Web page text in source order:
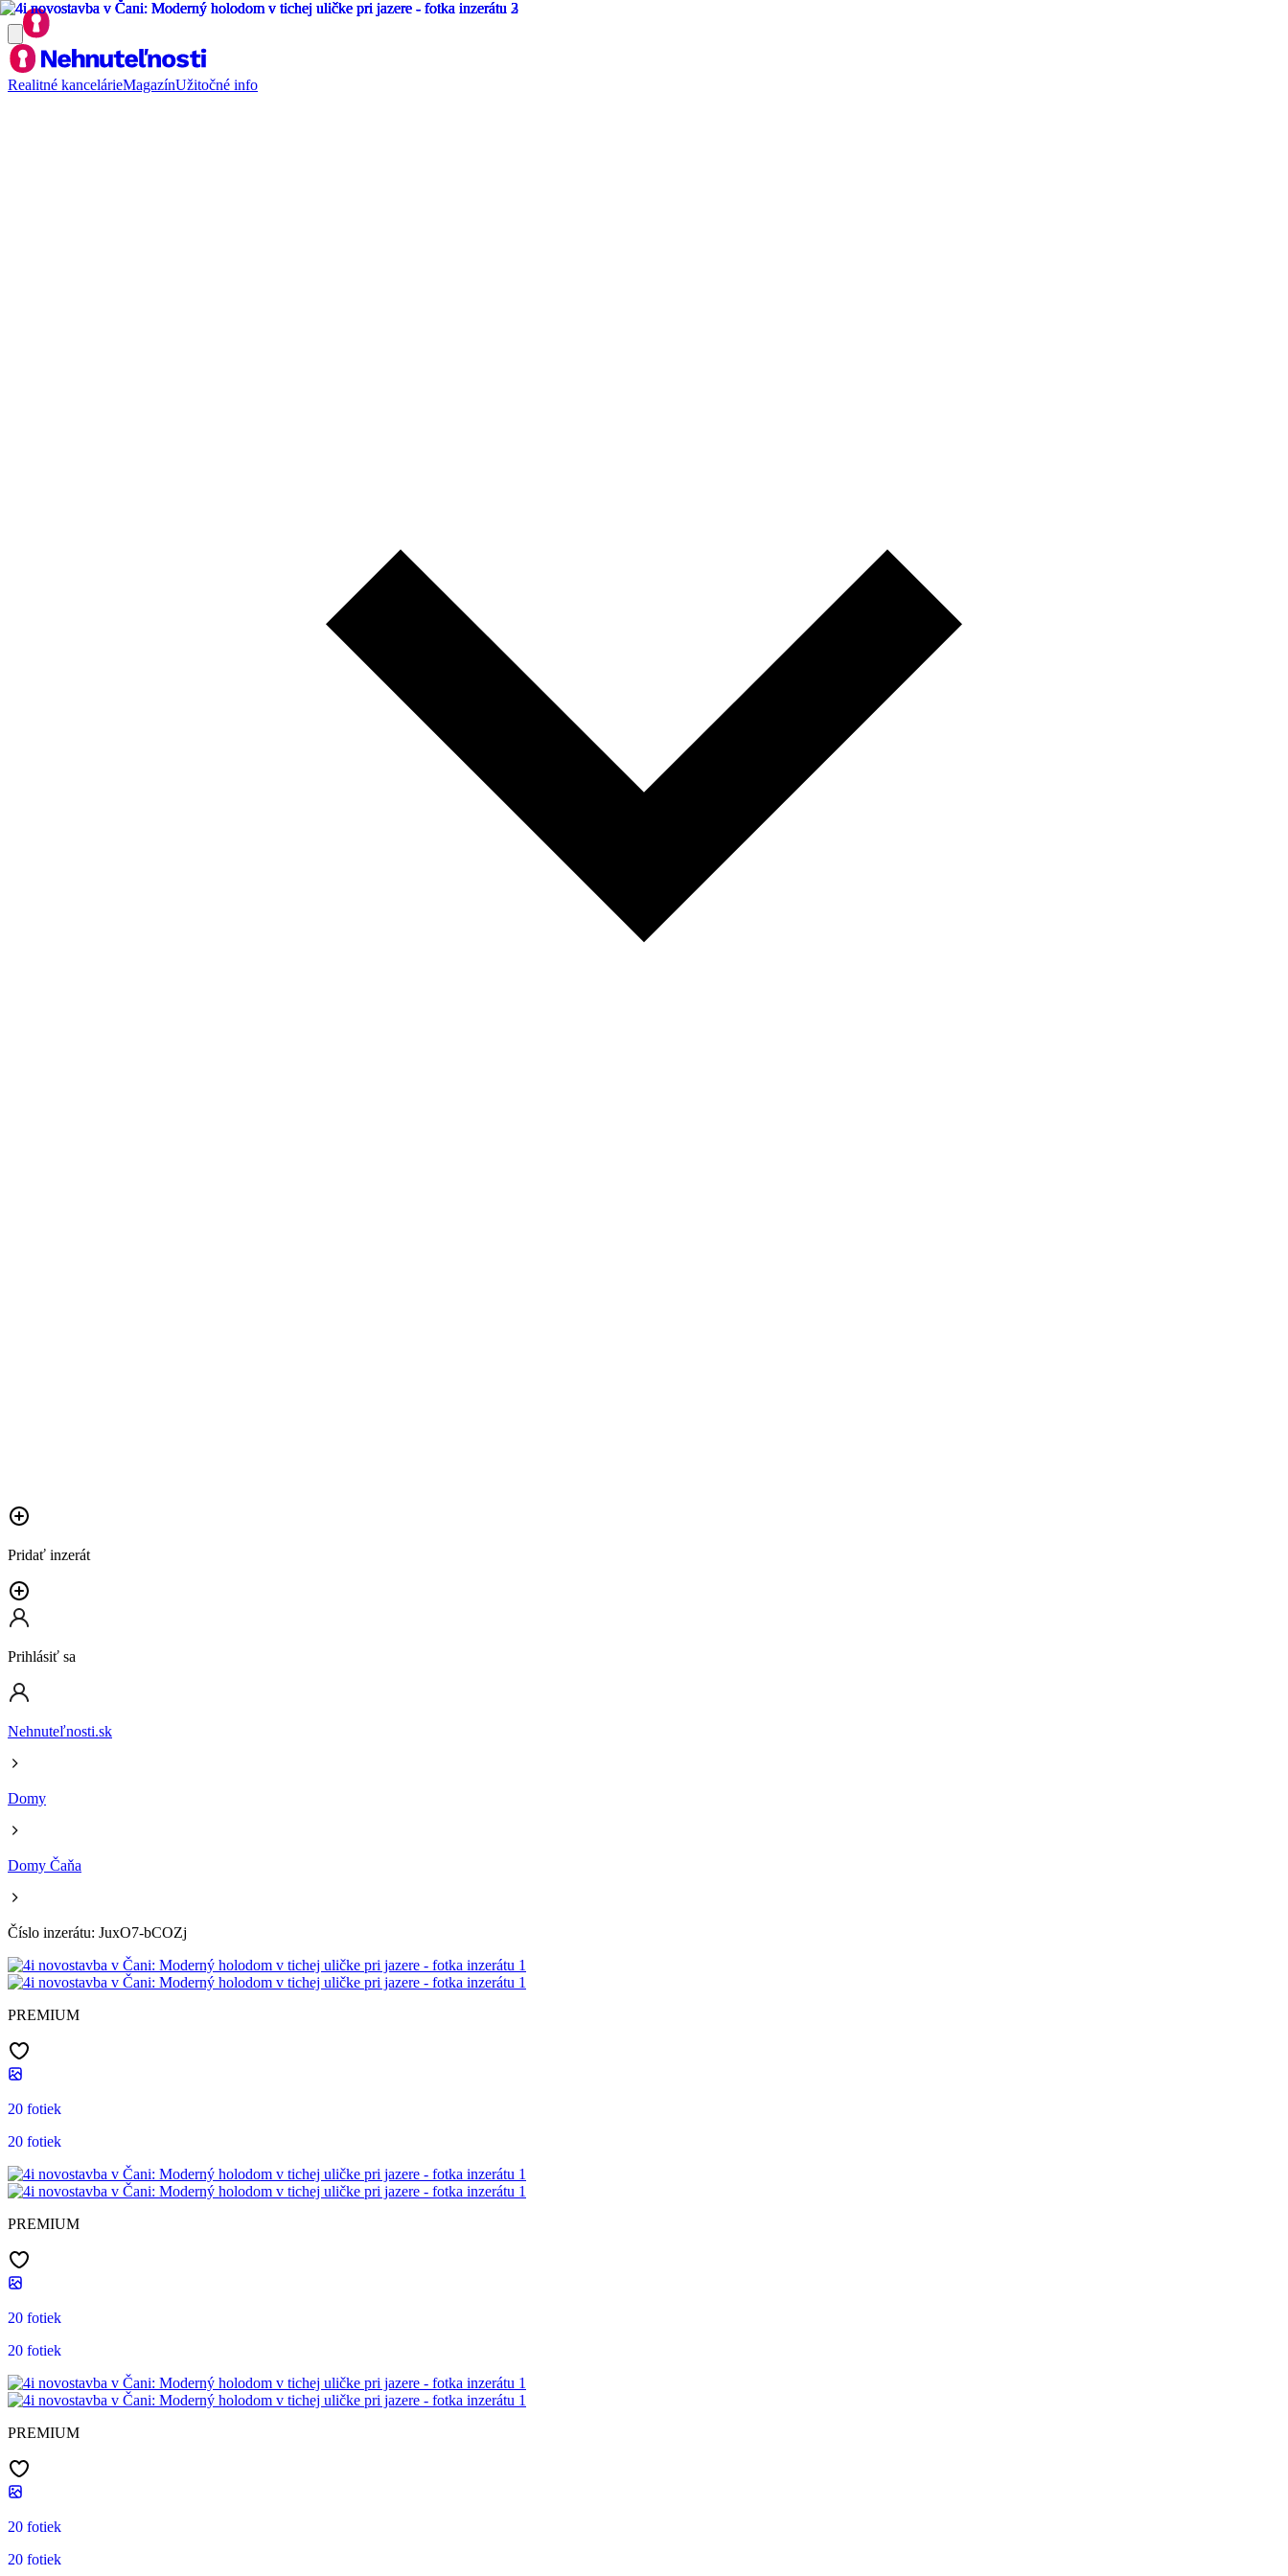
Realitné kancelárieMagazínUžitočné info
Pridať inzerát
Prihlásiť sa
Nehnuteľnosti.sk
Domy
Domy Čaňa
Číslo inzerátu: JuxO7-bCOZj
PREMIUM
20 fotiek
20 fotiek
PREMIUM
20 fotiek
20 fotiek
PREMIUM
20 fotiek
20 fotiek